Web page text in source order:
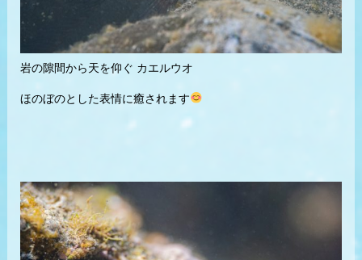
岩の隙間から天を仰ぐ カエルウオ
ほのぼのとした表情に癒されます